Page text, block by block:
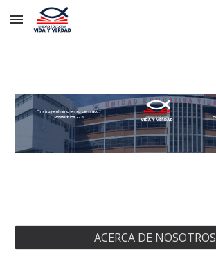
Skip to main content
ACERCA DE NOSOTROS